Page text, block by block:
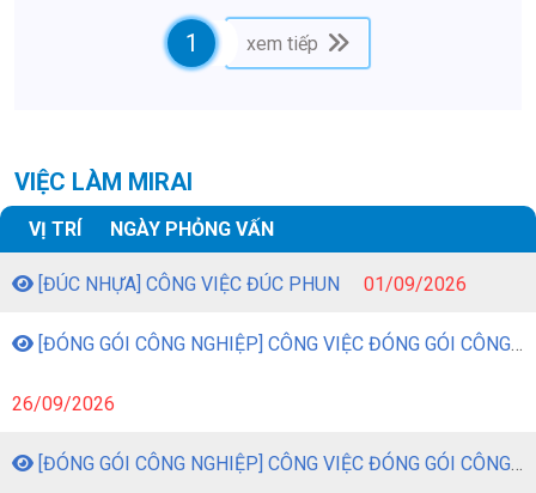
1 xem tiếp
VIỆC LÀM MIRAI
VỊ TRÍ NGÀY PHỎNG VẤN
[ĐÚC NHỰA] CÔNG VIỆC ĐÚC PHUN 01/09/2026
[ĐÓNG GÓI CÔNG NGHIỆP] CÔNG VIỆC ĐÓNG GÓI CÔNG NGHIỆP
26/09/2026
[ĐÓNG GÓI CÔNG NGHIỆP] CÔNG VIỆC ĐÓNG GÓI CÔNG NGHIỆP